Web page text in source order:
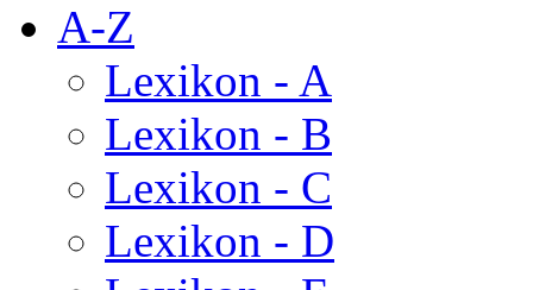
A-Z
Lexikon - A
Lexikon - B
Lexikon - C
Lexikon - D